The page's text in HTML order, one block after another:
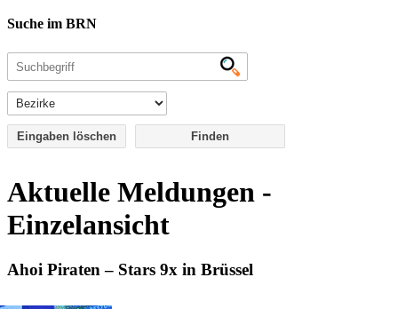
Suche im BRN
Eingaben löschen
Aktuelle Meldungen -
Einzelansicht
Ahoi Piraten – Stars 9x in Brüssel